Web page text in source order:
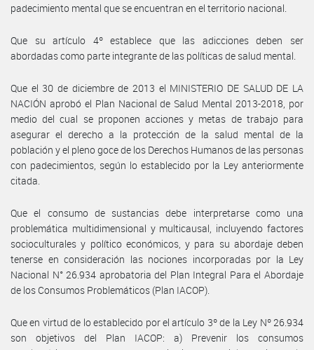
padecimiento mental que se encuentran en el territorio nacional.
Que su artículo 4º establece que las adicciones deben ser
abordadas como parte integrante de las políticas de salud mental.
Que el 30 de diciembre de 2013 el MINISTERIO DE SALUD DE LA
NACIÓN aprobó el Plan Nacional de Salud Mental 2013-2018, por
medio del cual se proponen acciones y metas de trabajo para
asegurar el derecho a la protección de la salud mental de la
población y el pleno goce de los Derechos Humanos de las personas
con padecimientos, según lo establecido por la Ley anteriormente
citada.
Que el consumo de sustancias debe interpretarse como una
problemática multidimensional y multicausal, incluyendo factores
socioculturales y político económicos, y para su abordaje deben
tenerse en consideración las nociones incorporadas por la Ley
Nacional N° 26.934 aprobatoria del Plan Integral Para el Abordaje
de los Consumos Problemáticos (Plan IACOP).
Que en virtud de lo establecido por el artículo 3º de la Ley Nº 26.934
son objetivos del Plan IACOP: a) Prevenir los consumos